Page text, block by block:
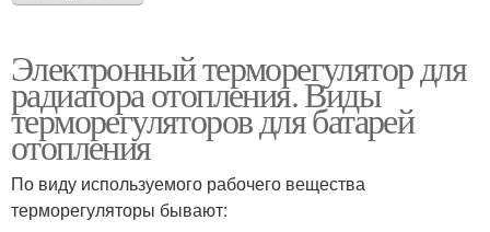
Электронный терморегулятор для
радиатора отопления. Виды
терморегуляторов для батарей
отопления
По виду используемого рабочего вещества
терморегуляторы бывают: